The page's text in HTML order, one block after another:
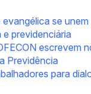
se
previdenciária
escrevem
Previdência
para